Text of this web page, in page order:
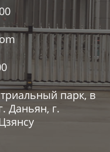
парк, в
Даньян, г.